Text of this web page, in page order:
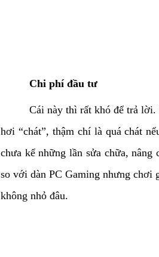
Chi phí đầu tư
Cái này thì rất khó để trả
hơi “chát”, thậm chí là quá chát
chưa kể những lần sửa chữa,
so với dàn PC Gaming nhưng chơi
không nhỏ đâu.